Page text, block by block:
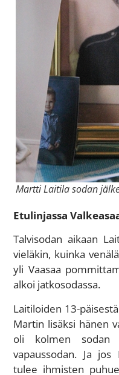
Martti Laitila sodan
Etulinjassa
Talvisodan aikaan
vieläkin, kuinka
yli Vaasaa
alkoi jatkosodassa.
Laitiloiden 13-
Martin lisäksi hänen
oli kolmen sodan
vapaussodan. Ja jos
tulee ihmisten